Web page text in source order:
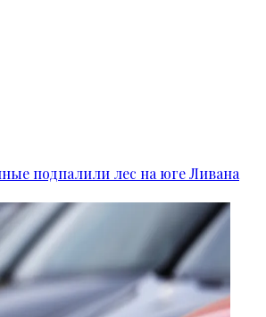
подпалили лес на юге Ливана